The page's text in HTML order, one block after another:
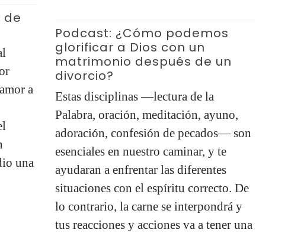
de
a
una
Podcast: ¿Cómo podemos
glorificar a Dios con un
matrimonio después de un
divorcio?
Estas disciplinas —lectura de la
Palabra, oración, meditación, ayuno,
adoración, confesión de pecados— son
esenciales en nuestro caminar, y te
ayudaran a enfrentar las diferentes
situaciones con el espíritu correcto. De
lo contrario, la carne se interpondrá y
tus reacciones y acciones va a tener una